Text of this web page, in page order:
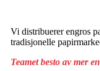
Vi distribuerer engros
tradisjonelle
Teamet besto av mer